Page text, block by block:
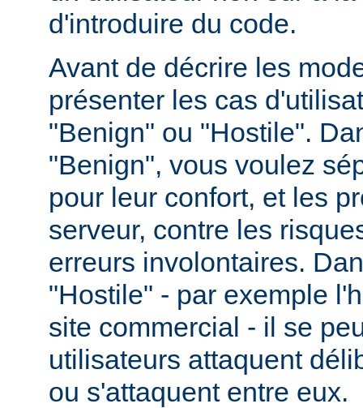
d'introduire du code.
Avant de décrire les
présenter les cas
"Benign" ou "Hostile".
"Benign", vous voulez
pour leur confort, et les
serveur, contre les
erreurs involontaires.
"Hostile" - par exemple
site commercial - il se
utilisateurs attaquent
ou s'attaquent entre eux.